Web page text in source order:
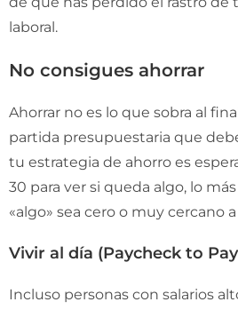
laboral.
No consigues ahorrar
Ahorrar no es lo que sobra al
partida presupuestaria que
tu estrategia de ahorro es
30 para ver si queda algo, lo
«algo» sea cero o muy cercano
Vivir al día (Paycheck to
Incluso personas con salarios